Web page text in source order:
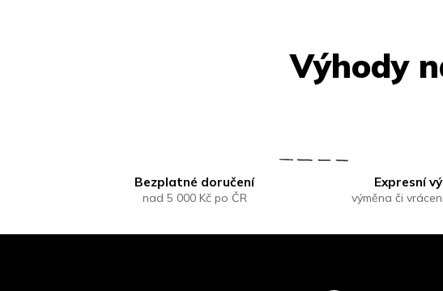
Bezplatné doručení
nad 5 000 Kč po ČR
Expresní
výměna či